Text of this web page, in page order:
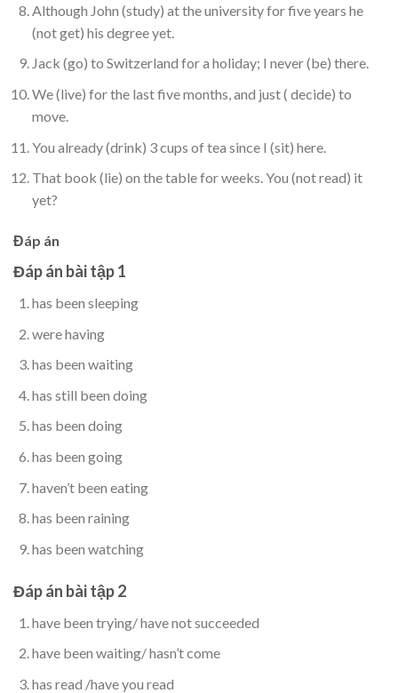
Although John (study) at the university for five years he
(not get) his degree yet.
Jack (go) to Switzerland for a holiday; I never (be) there.
We (live) for the last five months, and just ( decide) to
move.
You already (drink) 3 cups of tea since I (sit) here.
That book (lie) on the table for weeks. You (not read) it
yet?
Đáp án
Đáp án bài tập 1
has been sleeping
were having
has been waiting
has still been doing
has been doing
has been going
haven’t been eating
has been raining
has been watching
Đáp án bài tập 2
have been trying/ have not succeeded
have been waiting/ hasn’t come
has read /have you read